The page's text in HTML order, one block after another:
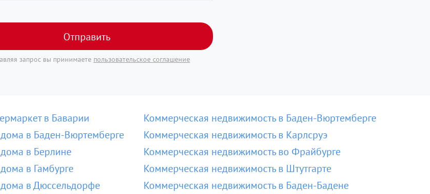
Отправить
запрос вы принимаете пользовательское соглашение
в Баварии
в Баден-Вюртемберге
в Берлине
в Гамбурге
в Дюссельдорфе
Коммерческая недвижимость в Баден-Вюртемберге
Коммерческая недвижимость в Карлсруэ
Коммерческая недвижимость во Фрайбурге
Коммерческая недвижимость в Штутгарте
Коммерческая недвижимость в Баден-Бадене